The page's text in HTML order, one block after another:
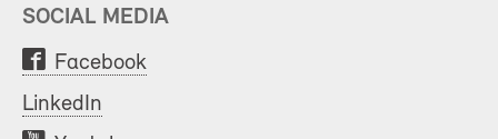
SOCIAL MEDIA
Facebook
LinkedIn